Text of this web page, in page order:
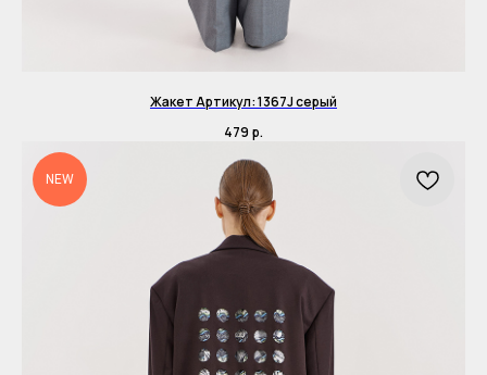
Жакет Артикул: 1367J серый
479 р.
NEW